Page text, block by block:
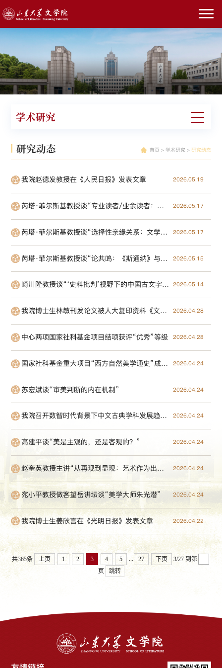
学术研究
研究动态 首页 > 学术研究 > 研究动态
我院赵德发教授在《人民日报》发表文章 2026.05.19
芮塔·菲尔斯基教授谈“专业读者/业余读者：对称原则的应用” 2026.05.17
芮塔·菲尔斯基教授谈“选择性亲缘关系：文学与新批判理论” 2026.05.17
芮塔·菲尔斯基教授谈“论共鸣：《斯通纳》与《理论》” 2026.05.15
崎川隆教授谈“‘史料批判’视野下的中国古文字学” 2026.05.14
我院博士生林敏刊发论文被人大复印资料《文艺理论》全文转载 2026.04.28
中心两项国家社科基金项目结项获评“优秀”等级 2026.04.28
国家社科基金重大项目“西方自然美学通史”成果鉴定会议成功举办 2026.04.24
苏宏斌谈“审美判断的内在机制” 2026.04.24
我院召开数智时代背景下中文古典学科发展趋势研讨会 2026.04.24
高建平谈“美是主观的，还是客观的？” 2026.04.24
赵奎英教授主讲“从再现到显现：艺术作为出场符号的概念及意义” 2026.04.24
宛小平教授做客望岳讲坛谈“美学大师朱光潜” 2026.04.24
我院博士生姜欣言在《光明日报》发表文章 2026.04.22
共365条 上页 1 2 3 4 5 ... 27 下页 3/27 到第
页
跳转